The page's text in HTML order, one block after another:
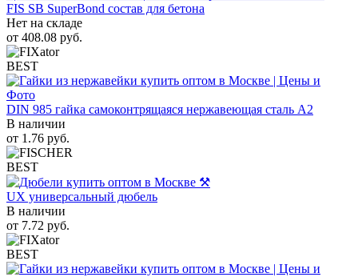
FIS SB SuperBond состав для бетона
Нет на складе
от 408.08 руб.
BEST
DIN 985 гайка самоконтрящаяся нержавеющая сталь A2
В наличии
от 1.76 руб.
BEST
UX универсальный дюбель
В наличии
от 7.72 руб.
BEST